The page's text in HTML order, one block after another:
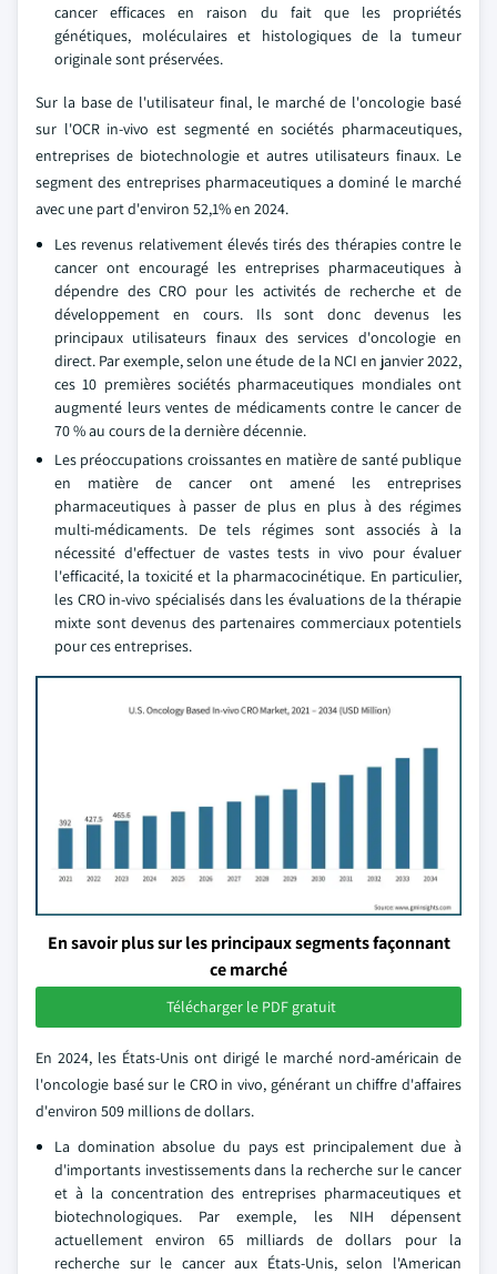
cancer efficaces en raison du fait que les propriétés
génétiques, moléculaires et histologiques de la tumeur
originale sont préservées.
Sur la base de l'utilisateur final, le marché de l'oncologie basé
sur l'OCR in-vivo est segmenté en sociétés pharmaceutiques,
entreprises de biotechnologie et autres utilisateurs finaux. Le
segment des entreprises pharmaceutiques a dominé le marché
avec une part d'environ 52,1% en 2024.
Les revenus relativement élevés tirés des thérapies contre le
cancer ont encouragé les entreprises pharmaceutiques à
dépendre des CRO pour les activités de recherche et de
développement en cours. Ils sont donc devenus les
principaux utilisateurs finaux des services d'oncologie en
direct. Par exemple, selon une étude de la NCI en janvier 2022,
ces 10 premières sociétés pharmaceutiques mondiales ont
augmenté leurs ventes de médicaments contre le cancer de
70 % au cours de la dernière décennie.
Les préoccupations croissantes en matière de santé publique
en matière de cancer ont amené les entreprises
pharmaceutiques à passer de plus en plus à des régimes
multi-médicaments. De tels régimes sont associés à la
nécessité d'effectuer de vastes tests in vivo pour évaluer
l'efficacité, la toxicité et la pharmacocinétique. En particulier,
les CRO in-vivo spécialisés dans les évaluations de la thérapie
mixte sont devenus des partenaires commerciaux potentiels
pour ces entreprises.
En savoir plus sur les principaux segments façonnant
ce marché
Télécharger le PDF gratuit
En 2024, les États-Unis ont dirigé le marché nord-américain de
l'oncologie basé sur le CRO in vivo, générant un chiffre d'affaires
d'environ 509 millions de dollars.
La domination absolue du pays est principalement due à
d'importants investissements dans la recherche sur le cancer
et à la concentration des entreprises pharmaceutiques et
biotechnologiques. Par exemple, les NIH dépensent
actuellement environ 65 milliards de dollars pour la
recherche sur le cancer aux États-Unis, selon l'American